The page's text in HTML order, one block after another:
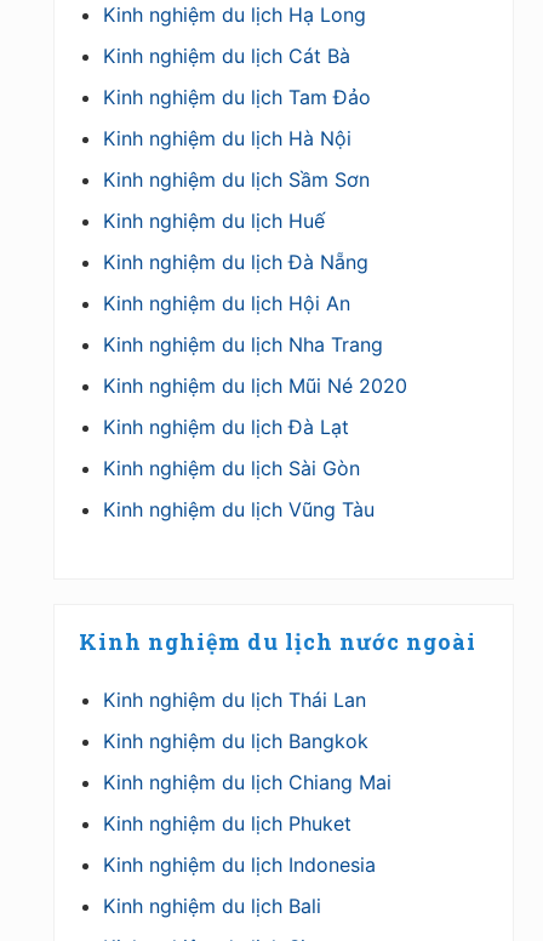
Kinh nghiệm du lịch Hạ Long
Kinh nghiệm du lịch Cát Bà
Kinh nghiệm du lịch Tam Đảo
Kinh nghiệm du lịch Hà Nội
Kinh nghiệm du lịch Sầm Sơn
Kinh nghiệm du lịch Huế
Kinh nghiệm du lịch Đà Nẵng
Kinh nghiệm du lịch Hội An
Kinh nghiệm du lịch Nha Trang
Kinh nghiệm du lịch Mũi Né 2020
Kinh nghiệm du lịch Đà Lạt
Kinh nghiệm du lịch Sài Gòn
Kinh nghiệm du lịch Vũng Tàu
Kinh nghiệm du lịch nước ngoài
Kinh nghiệm du lịch Thái Lan
Kinh nghiệm du lịch Bangkok
Kinh nghiệm du lịch Chiang Mai
Kinh nghiệm du lịch Phuket
Kinh nghiệm du lịch Indonesia
Kinh nghiệm du lịch Bali